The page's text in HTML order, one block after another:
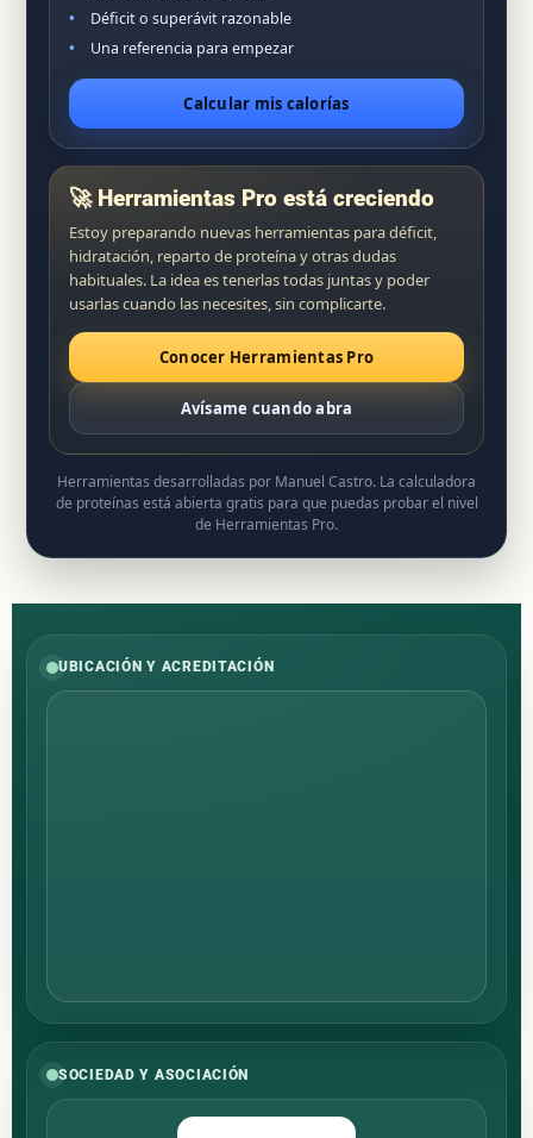
Déficit o superávit razonable
Una referencia para empezar
Calcular mis calorías
🚀 Herramientas Pro está creciendo
Estoy preparando nuevas herramientas para déficit,
hidratación, reparto de proteína y otras dudas
habituales. La idea es tenerlas todas juntas y poder
usarlas cuando las necesites, sin complicarte.
Conocer Herramientas Pro
Avísame cuando abra
Herramientas desarrolladas por Manuel Castro. La calculadora
de proteínas está abierta gratis para que puedas probar el nivel
de Herramientas Pro.
UBICACIÓN Y ACREDITACIÓN
SOCIEDAD Y ASOCIACIÓN